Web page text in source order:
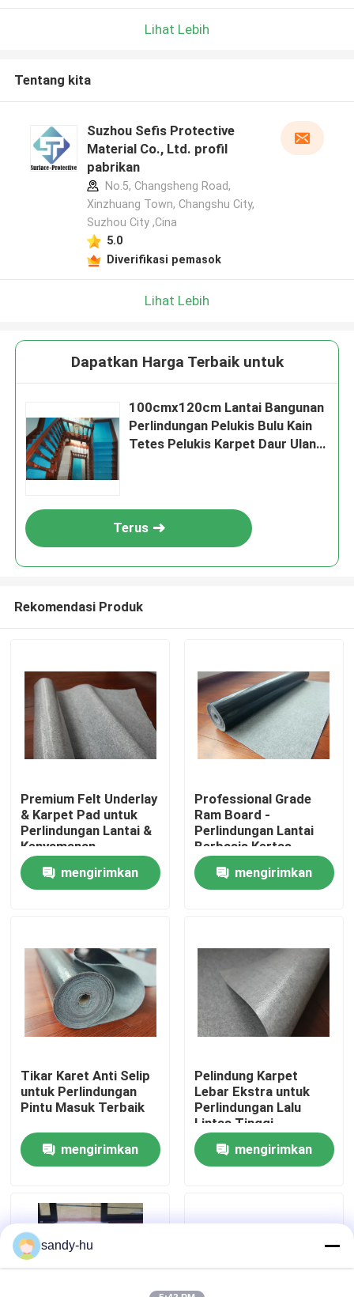
Rumah
Produk
Tur Pabrik
Kontrol Kualitas
Hubungi Kami
Berita
Pelindung Lantai
Lihat Lebih
Tentang kita
Suzhou Sefis Protective
Material Co., Ltd. profil
pabrikan
No.5, Changsheng Road,
Xinzhuang Town, Changshu City,
Suzhou City ,Cina
5.0
Diverifikasi pemasok
Lihat Lebih
Dapatkan Harga Terbaik untuk
100cmx120cm Lantai Bangunan
Perlindungan Pelukis Bulu Kain
Tetes Pelukis Karpet Daur Ulang
Terus
Rekomendasi Produk
Premium Felt Underlay
& Karpet Pad untuk
Perlindungan Lantai &
Kenyamanan
mengirimkan
Professional Grade
Ram Board -
Perlindungan Lantai
Berbasis Kertas
mengirimkan
Tikar Karet Anti Selip
untuk Perlindungan
Pintu Masuk Terbaik
mengirimkan
Pelindung Karpet
Lebar Ekstra untuk
Perlindungan Lalu
Lintas Tinggi
mengirimkan
sandy-hu